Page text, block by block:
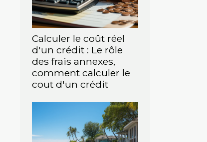
Calculer le coût réel
d'un crédit : Le rôle
des frais annexes,
comment calculer le
cout d'un crédit